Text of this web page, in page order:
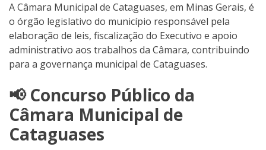
A Câmara Municipal de Cataguases, em Minas Gerais, é
o órgão legislativo do município responsável pela
elaboração de leis, fiscalização do Executivo e apoio
administrativo aos trabalhos da Câmara, contribuindo
para a governança municipal de Cataguases.
📢 Concurso Público da
Câmara Municipal de
Cataguases